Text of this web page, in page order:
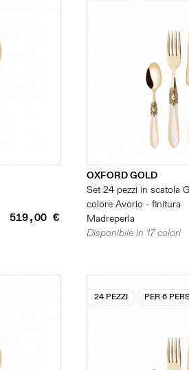
519,00 €
OXFORD GOLD
Set 24 pezzi in scatola
colore Avorio - finitura
Madreperla
Disponibile in 17 colori
24 PEZZI PER 6